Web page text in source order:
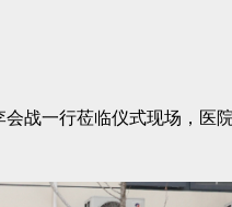
战一行莅临仪式现场，医